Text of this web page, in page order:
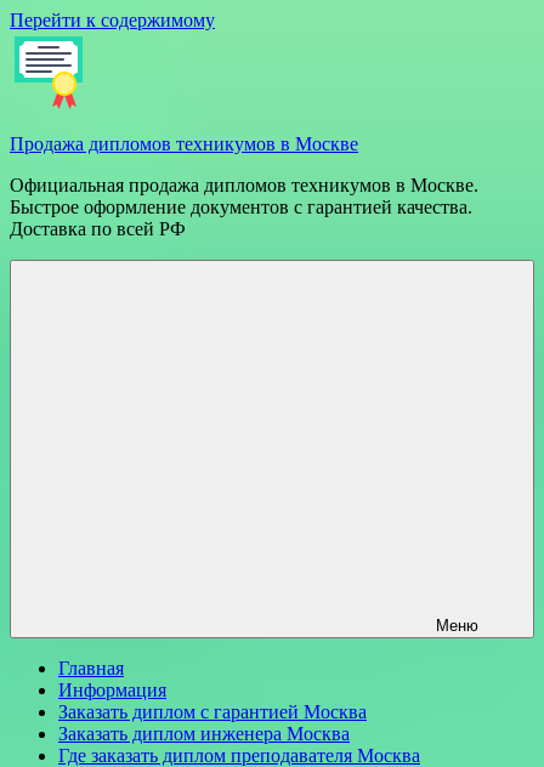
Перейти к содержимому
Продажа дипломов техникумов в Москве
Официальная продажа дипломов техникумов в Москве.
Быстрое оформление документов с гарантией качества.
Доставка по всей РФ
Меню
Главная
Информация
Заказать диплом с гарантией Москва
Заказать диплом инженера Москва
Где заказать диплом преподавателя Москва